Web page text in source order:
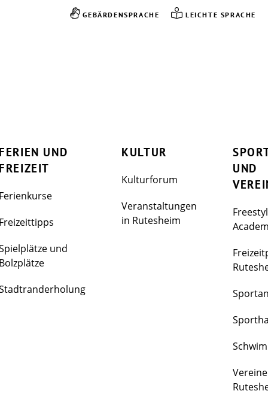
GEBÄRDENSPRACHE LEICHTE SPRACHE
FERIEN UND
FREIZEIT
Ferienkurse
Freizeittipps
und
Bolzplätze
KULTUR
Kulturforum
Veranstaltungen
in Rutesheim
UND